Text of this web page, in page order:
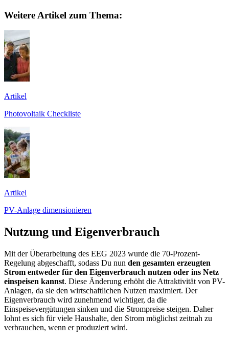
Weitere Artikel zum Thema:
Artikel
Photovoltaik Checkliste
Artikel
PV-Anlage dimensionieren
Nutzung und Eigenverbrauch
Mit der Überarbeitung des EEG 2023 wurde die 70-Prozent-
Regelung abgeschafft, sodass Du nun den gesamten erzeugten
Strom entweder für den Eigenverbrauch nutzen oder ins Netz
einspeisen kannst. Diese Änderung erhöht die Attraktivität von PV-
Anlagen, da sie den wirtschaftlichen Nutzen maximiert. Der
Eigenverbrauch wird zunehmend wichtiger, da die
Einspeisevergütungen sinken und die Strompreise steigen. Daher
lohnt es sich für viele Haushalte, den Strom möglichst zeitnah zu
verbrauchen, wenn er produziert wird.